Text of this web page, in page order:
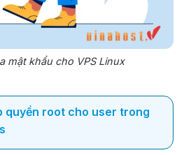
mật khẩu cho VPS Linux
quyền root cho user trong